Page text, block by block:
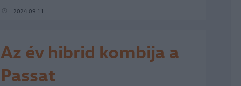
2024.09.11.
Az év hibrid kombija a
Passat